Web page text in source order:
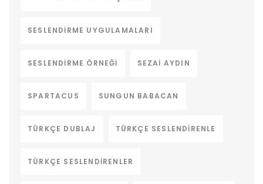
SESLENDIRME UYGULAMALARI
SESLENDIRME ÖRNEĞI SEZAI AYDIN
SPARTACUS SUNGUN BABACAN
TÜRKÇE DUBLAJ TÜRKÇE SESLENDIRENLE
TÜRKÇE SESLENDIRENLER